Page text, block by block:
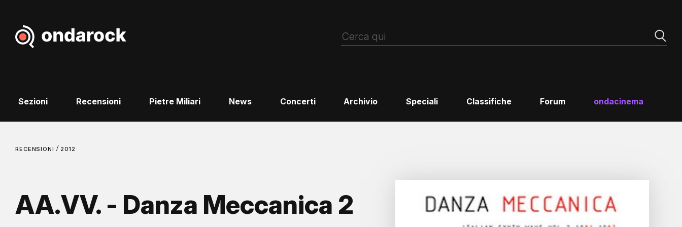
Sezioni Recensioni Pietre Miliari News Concerti Archivio Speciali Classifiche Forum ondacinema
RECENSIONI / 2012
AA.VV. - Danza Meccanica 2